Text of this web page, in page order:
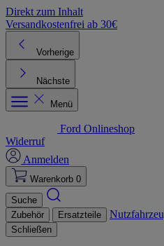
Direkt zum Inhalt
Versandkostenfrei ab 30€
Vorherige
Nächste
Menü
Ford Onlineshop
Widerruf
Anmelden
Warenkorb 0
Suche
Zubehör
Ersatzteile
Schließen